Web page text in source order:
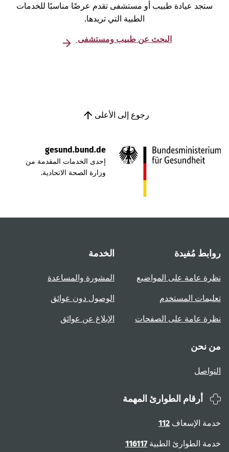
عيادة طبيب أو مستشفى تقدم عرضًا مناسبًا للخدمات
الطبية التي تريدها.
البحث عن طبيب ومستشفى
رجوع إلى الأعلى
gesund.bund.de
إحدى الخدمات المقدمة من
وزارة الصحة الاتحادية.
مُفيدة
عامة على المواضيع
المستخدم
عامة على الصفحات
الخدمة
المشورة والمساعدة
الوصول دون عوائق
الإبلاغ عن عوائق
نحن
أرقام الطوارئ المهمة
الإسعاف112
الطوارئ الطبية116117